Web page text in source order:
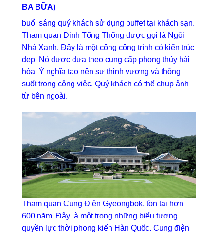
BA BỮA)
buổi sáng quý khách sử dụng buffet tại khách sạn.
Tham quan Dinh Tổng Thống được gọi là Ngôi
Nhà Xanh. Đây là một công công trình có kiến trúc
đẹp. Nó được dựa theo cung cấp phong thủy hài
hòa. Ý nghĩa tạo nên sự thịnh vượng và thông
suốt trong công việc. Quý khách có thể chụp ảnh
từ bên ngoài.
Tham quan Cung Điện Gyeongbok, tồn tại hơn
600 năm. Đây là một trong những biểu tượng
quyền lực thời phong kiến Hàn Quốc. Cung điện